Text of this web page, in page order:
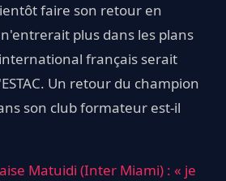
faire son retour en
plus dans les plans
français serait
Un retour du champion
son club formateur est-il
Matuidi (Inter Miami) : « je